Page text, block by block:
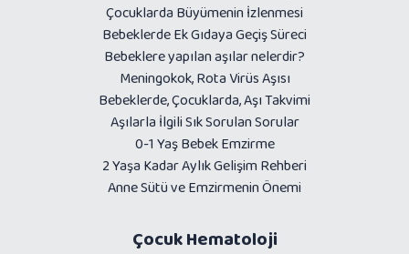
Çocuklarda Büyümenin İzlenmesi
Bebeklerde Ek Gıdaya Geçiş Süreci
Bebeklere yapılan aşılar nelerdir?
Meningokok, Rota Virüs Aşısı
Bebeklerde, Çocuklarda, Aşı Takvimi
Aşılarla İlgili Sık Sorulan Sorular
0-1 Yaş Bebek Emzirme
2 Yaşa Kadar Aylık Gelişim Rehberi
Anne Sütü ve Emzirmenin Önemi
Çocuk Hematoloji